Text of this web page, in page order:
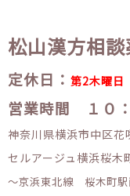
松山漢方相
定休日： 第2木曜日
営業時間 １０
神奈川県横浜市中区花
セルアージュ横浜桜
〜京浜東北線 桜木町駅